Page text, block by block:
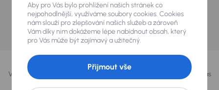
Slovensku a v Polsku můžeme mít podobné vozy,
které hledáte.
Najít podobný vůz
Vybrali jsme pro vás
Vybíráme pro vás ty nejlepší vozy
z naší nabídky. Každý den pro vás
Aby pro Vás bylo prohlížení našich stránek co
nejpohodlnější, využíváme soubory cookies. Cookies
nám slouží pro zlepšování našich služeb a zároveň
Vám díky nim dokážeme lépe nabídnout obsah, který
pro Vás může být zajímavý a užitečný.
Přijmout vše